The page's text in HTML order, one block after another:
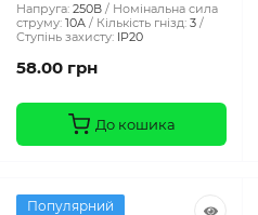
Напруга: 250В
Номінальна сила
струму: 10A Кількість гнізд: 3
Ступінь захисту: IP20
58.00 грн
До кошика
Популярний